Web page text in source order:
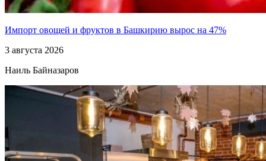
Импорт овощей и фруктов в Башкирию вырос на 47%
3 августа 2026
Наиль Байназаров